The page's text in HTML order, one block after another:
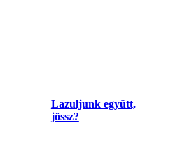
Lazuljunk együtt,
jössz?